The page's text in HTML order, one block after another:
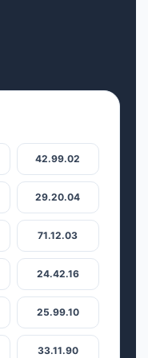
42.99.02
29.20.04
71.12.03
24.42.16
25.99.10
33.11.90